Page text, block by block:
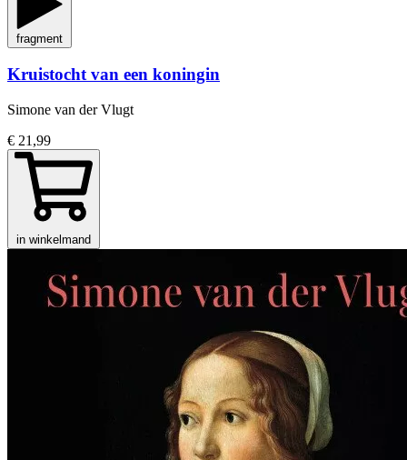
fragment
Kruistocht van een koningin
Simone van der Vlugt
€ 21,99
in winkelmand